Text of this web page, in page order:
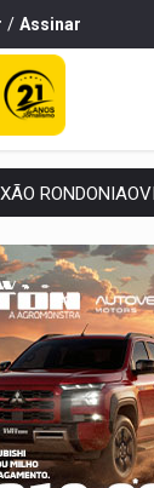
/ Assinar
2026:Patrimônio de
Quadrilha é
TEIXEIRÃO:MPF
NA
INDÍGENA: Pirahã